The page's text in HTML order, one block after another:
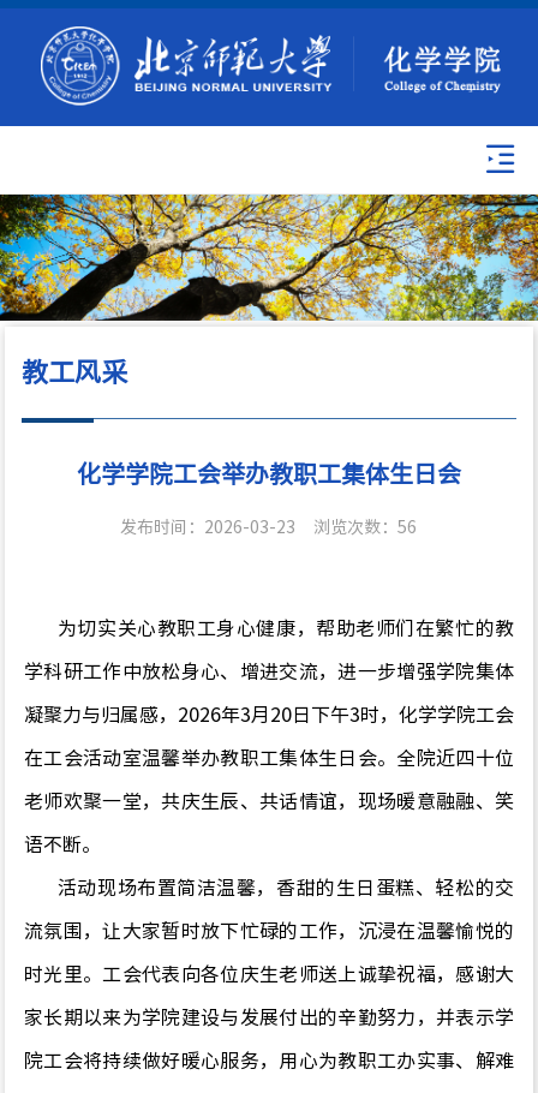
教工风采
化学学院工会举办教职工集体生日会
发布时间：2026-03-23 浏览次数：56
为切实关心教职工身心健康，帮助老师们在繁忙的教
学科研工作中放松身心、增进交流，进一步增强学院集体
凝聚力与归属感， 2026年3月 20 日下午3时，化学学院工会
在工会活动室温馨举办教职工集体生日会。全院近四十位
老师欢聚一堂，共庆生辰、共话情谊，现场暖意融融、笑
语不断。
活动现场布置简洁温馨，香甜的生日蛋糕、轻松的交
流氛围，让大家暂时放下忙碌的工作，沉浸在温馨愉悦的
时光里。工会代表向各位庆生老师送上诚挚祝福，感谢大
家长期以来为学院建设与发展付出的辛勤努力，并表示学
院工会将持续做好暖心服务，用心为教职工办实事、解难